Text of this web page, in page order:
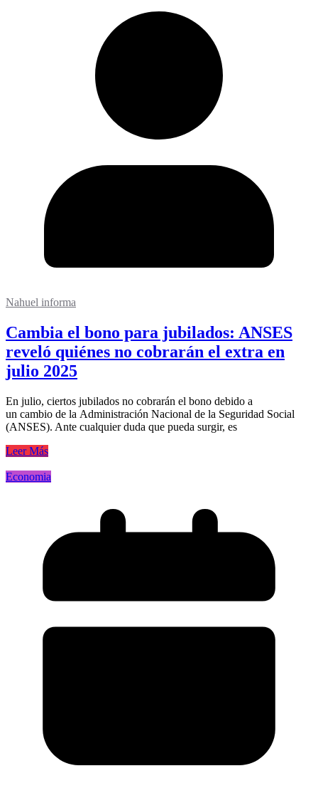
Nahuel informa
Cambia el bono para jubilados: ANSES
reveló quiénes no cobrarán el extra en
julio 2025
En julio, ciertos jubilados no cobrarán el bono debido a
un cambio de la Administración Nacional de la Seguridad Social
(ANSES). Ante cualquier duda que pueda surgir, es
Leer Más
Economia